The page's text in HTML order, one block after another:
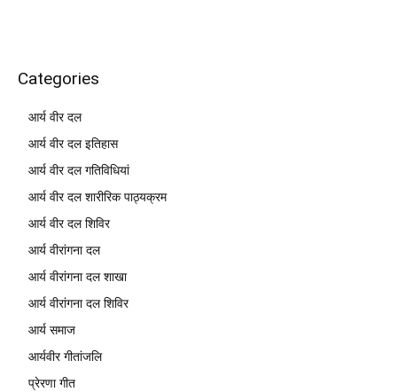
Categories
आर्य वीर दल
आर्य वीर दल इतिहास
आर्य वीर दल गतिविधियां
आर्य वीर दल शारीरिक पाठ्यक्रम
आर्य वीर दल शिविर
आर्य वीरांगना दल
आर्य वीरांगना दल शाखा
आर्य वीरांगना दल शिविर
आर्य समाज
आर्यवीर गीतांजलि
प्रेरणा गीत